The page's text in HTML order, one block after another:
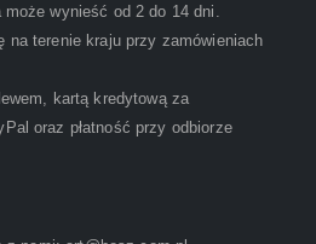
wynieść od 2 do 14 dni.
na terenie kraju przy zamówieniach
kartą kredytową za
oraz płatność przy odbiorze